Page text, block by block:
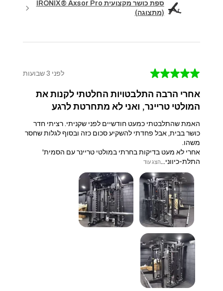
ספת כושר מקצועית IRONIX® Axsor Pro
(מתצוגה)
★
★
★
★
★ לפני 3 שבועות
אחרי הרבה התלבטויות החלטתי לקנות את
המולטי טריינר, ואני לא מתחרטת לרגע
האמת שהתלבטתי כמעט חודשיים לפני שקניתי. רציתי חדר
כושר בבית, אבל פחדתי להשקיע סכום כזה ובסוף לגלות שחסר
משהו.
אחרי לא מעט בדיקות בחרתי במולטי טריינר עם הסמית'
התלת-כיווני...הצג עוד